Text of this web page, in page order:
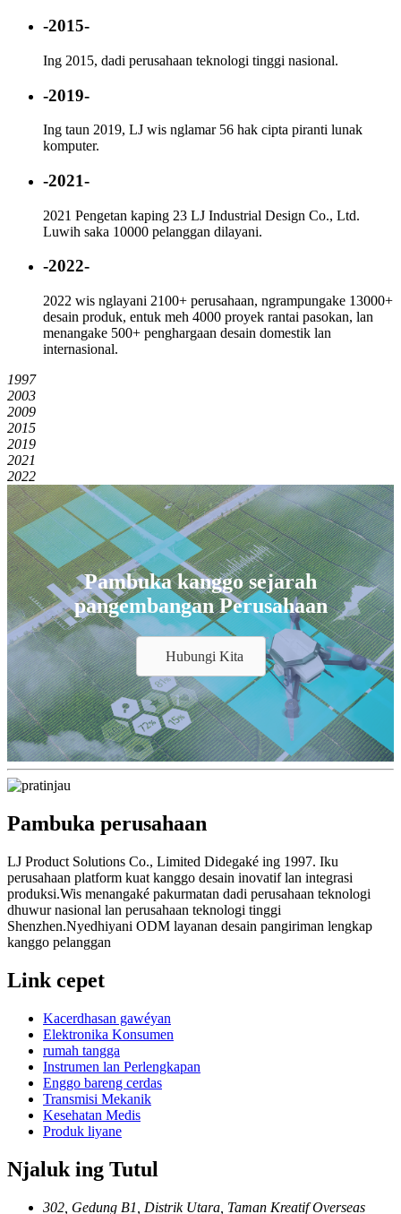
-2015-
Ing 2015, dadi perusahaan teknologi tinggi nasional.
-2019-
Ing taun 2019, LJ wis nglamar 56 hak cipta piranti lunak
komputer.
-2021-
2021 Pengetan kaping 23 LJ Industrial Design Co., Ltd.
Luwih saka 10000 pelanggan dilayani.
-2022-
2022 wis nglayani 2100+ perusahaan, ngrampungake 13000+
desain produk, entuk meh 4000 proyek rantai pasokan, lan
menangake 500+ penghargaan desain domestik lan
internasional.
1997
2003
2009
2015
2019
2021
2022
Pambuka kanggo sejarah
pangembangan Perusahaan
Hubungi Kita
Pambuka perusahaan
LJ Product Solutions Co., Limited Didegaké ing 1997. Iku
perusahaan platform kuat kanggo desain inovatif lan integrasi
produksi.Wis menangaké pakurmatan dadi perusahaan teknologi
dhuwur nasional lan perusahaan teknologi tinggi
Shenzhen.Nyedhiyani ODM layanan desain pangiriman lengkap
kanggo pelanggan
Link cepet
Kacerdhasan gawéyan
Elektronika Konsumen
rumah tangga
Instrumen lan Perlengkapan
Enggo bareng cerdas
Transmisi Mekanik
Kesehatan Medis
Produk liyane
Njaluk ing Tutul
302, Gedung B1, Distrik Utara, Taman Kreatif Overseas